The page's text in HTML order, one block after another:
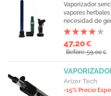
Vaporizador
vapores
necesidad de
47,20€
Before: 59,00€
Arizer Tech
-15% Precio